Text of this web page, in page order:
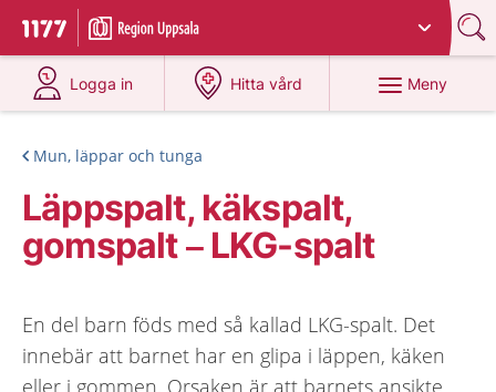
Till startsidan för 1177
Du har valt region
Logga in
på 1177.se
Hitta vård
på 1177.se
Meny
Mun, läppar och tunga
Läppspalt, käkspalt,
gomspalt – LKG-spalt
En del barn föds med så kallad LKG-spalt. Det
innebär att barnet har en glipa i läppen, käken
eller i gommen. Orsaken är att barnets ansikte